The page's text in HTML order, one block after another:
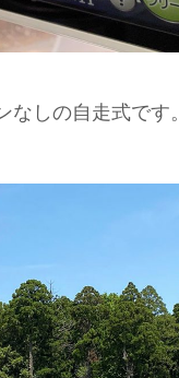
なしの自走式です